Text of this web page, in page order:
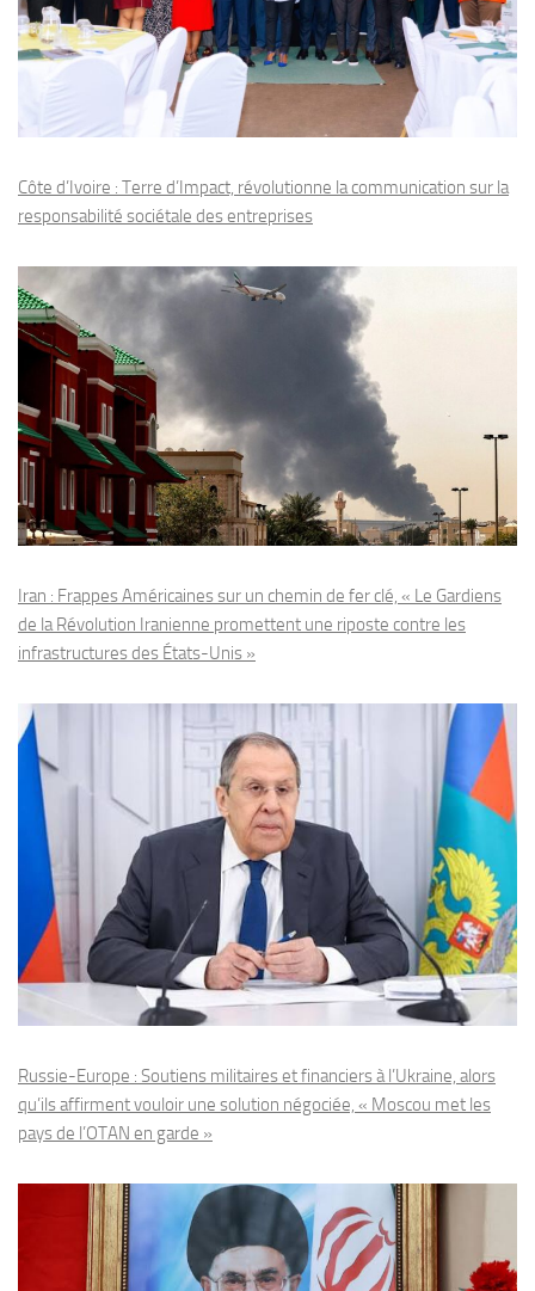
Côte d’Ivoire : Terre d’Impact, révolutionne la communication sur la
responsabilité sociétale des entreprises
Iran : Frappes Américaines sur un chemin de fer clé, « Le Gardiens
de la Révolution Iranienne promettent une riposte contre les
infrastructures des États-Unis »
Russie-Europe : Soutiens militaires et financiers à l’Ukraine, alors
qu’ils affirment vouloir une solution négociée, « Moscou met les
pays de l’OTAN en garde »